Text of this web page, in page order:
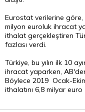
Eurostat verilerine göre,
milyon euroluk ihracat
ithalat gerçekleştiren
fazlası verdi.
Türkiye, bu yılın ilk 10
ihracat yaparken,
Böylece 2019 Ocak-
ithalatını 6,8 milyar euro